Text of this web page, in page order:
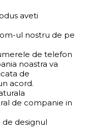
aveti
ul nostru de pe
de telefon
noastra va
de
acord.
de companie in
de designul